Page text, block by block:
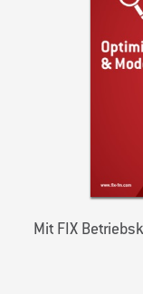
Mit FIX